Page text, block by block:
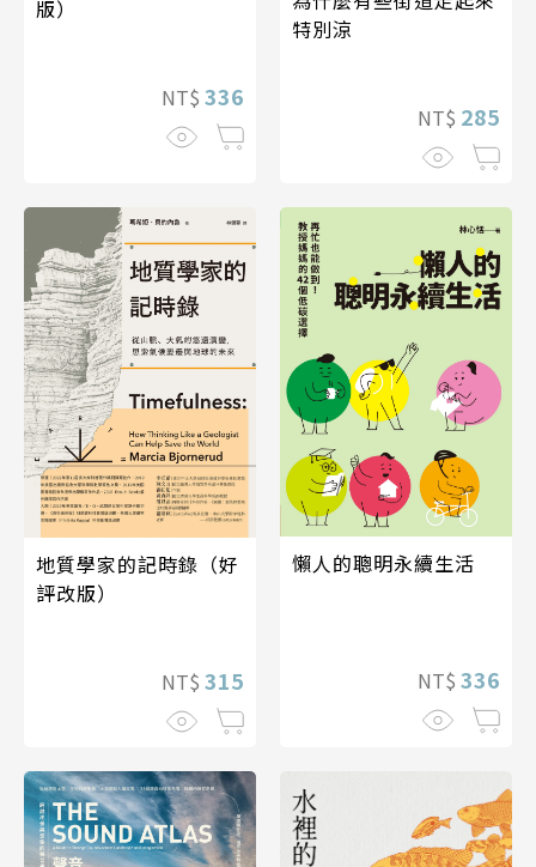
版）
NT$ 336
特別涼
NT$ 285
地質學家的記時錄（好
評改版）
NT$ 315
懶人的聰明永續生活
NT$ 336